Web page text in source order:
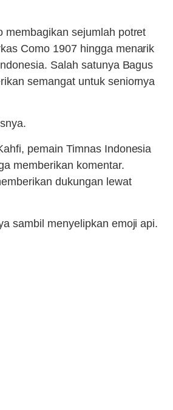
membagikan sejumlah potret
Como 1907 hingga menarik
Salah satunya Bagus
semangat untuk seniornya
pemain Timnas Indonesia
memberikan komentar.
dukungan lewat
sambil menyelipkan emoji api.